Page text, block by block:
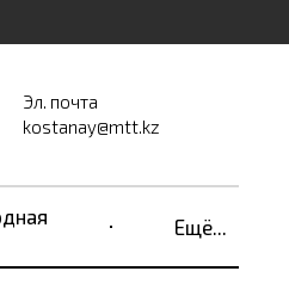
Эл. почта
kostanay@mtt.kz
Ещё...